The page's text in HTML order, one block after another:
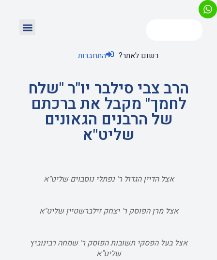
רשום לאתר? התחברות
הרב צבי סילבר יו"ר "שלח
לחמך" מקבל את ברכתם
של הרבנים הגאונים
שליט"א
אצל הדיין הגדול ר' נפתלי נוסבוים שליט"א
אצל מרן הפוסק ר' יצחק זילברשטיין שליט"א
אצל בעל הפסקי תשובות הפוסק ר' שמחה רבינוביץ
שליט"א